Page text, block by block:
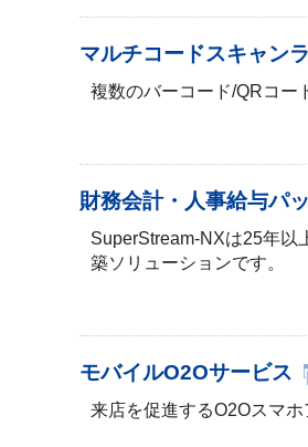
マルチコードスキャン
複数のバーコード/QRコー
財務会計・人事給与パ
SuperStream-NXは25年以
築ソリューションです。
モバイルO2Oサービス
来店を促進するO2Oスマ